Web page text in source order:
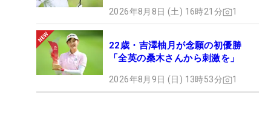
2026年8月8日 (土) 16時21分 1
22歳・吉澤柚月が念願の初優勝
「全英の桑木さんから刺激を」
2026年8月9日 (日) 13時53分 1